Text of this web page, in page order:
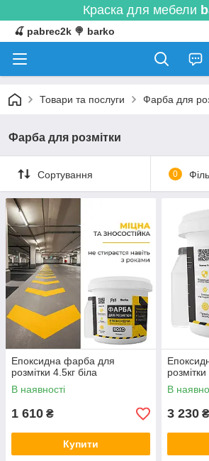
Краска для мебели
🍒 pabrec2k 🍭 barko
Товари та послуги Фарба для
Фарба для розмітки
Сортування 0
Епоксидна фарба для
розмітки 4.5кг біла
В наявності
1 610 ₴
Купити
розмітки
В
3 230 ₴